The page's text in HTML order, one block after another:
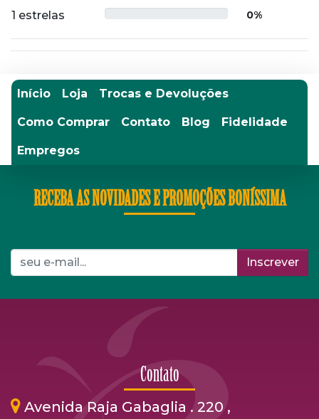
1 estrelas 0%
Início Loja Trocas e Devoluções
Como Comprar Contato Blog Fidelidade
Empregos
RECEBA AS NOVIDADES E PROMOÇÕES BONÍSSIMA
Inscrever
Contato
Avenida Raja Gabaglia . 220 ,